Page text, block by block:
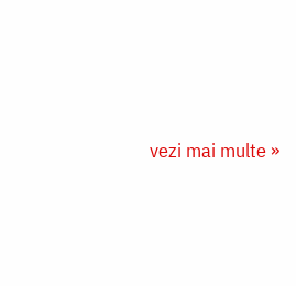
vezi mai multe »